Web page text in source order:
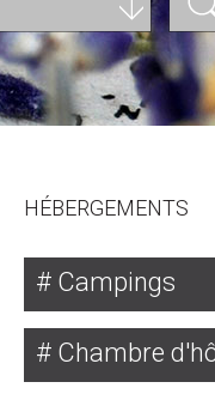
HÉBERGEMENTS
Campings
Chambre